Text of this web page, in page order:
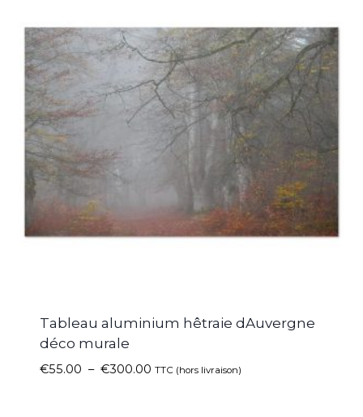
Tableau aluminium hêtraie dAuvergne
déco murale
€55.00 – €300.00 TTC (hors livraison)